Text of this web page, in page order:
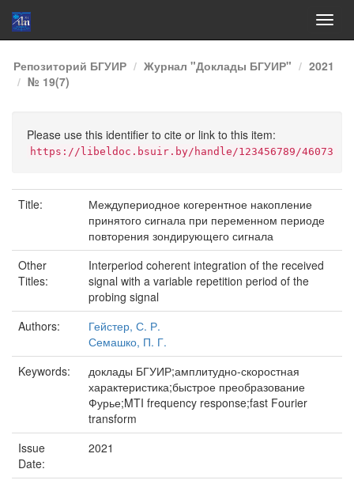
Skip
navigation
Репозиторий БГУИР Журнал "Доклады БГУИР"
2021
№ 19(7)
Please use this identifier to cite or link to this item:
https://libeldoc.bsuir.by/handle/123456789/46073
Title:
Междупериодное когерентное накопление
принятого сигнала при переменном периоде
повторения зондирующего сигнала
Other
Titles:
Interperiod coherent integration of the received
signal with a variable repetition period of the
probing signal
Authors:
Гейстер, С. Р.
Семашко, П. Г.
Keywords:
доклады БГУИР;амплитудно-скоростная
характеристика;быстрое преобразование
Фурье;MTI frequency response;fast Fourier
transform
Issue
Date:
2021